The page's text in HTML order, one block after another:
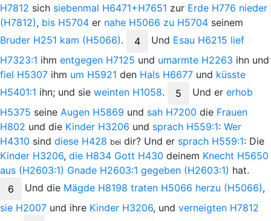
H7812 sich siebenmal H6471+H7651 zur Erde H776 nieder
(H7812), bis H5704 er nahe H5066 zu H5704 seinem
Bruder H251 kam (H5066). 4 Und Esau H6215 lief
H7323:1 ihm entgegen H7125 und umarmte H2263 ihn und
fiel H5307 ihm um H5921 den Hals H6677 und küsste
H5401:1 ihn; und sie weinten H1058. 5 Und er erhob
H5375 seine Augen H5869 und sah H7200 die Frauen
H802 und die Kinder H3206 und sprach H559:1: Wer
H4310 sind diese H428 bei dir? Und er sprach H559:1: Die
Kinder H3206, die H834 Gott H430 deinem Knecht H5650
aus (H2603:1) Gnade H2603:1 gegeben (H2603:1) hat.
6
Und die Mägde H8198 traten H5066 herzu (H5066),
sie H2007 und ihre Kinder H3206, und verneigten H7812